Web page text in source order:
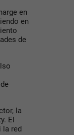
en
en
de
la
El
la red